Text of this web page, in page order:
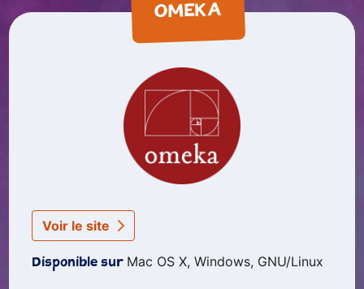
OMEKA
Voir le site
Disponible sur Mac OS X, Windows, GNU/Linux